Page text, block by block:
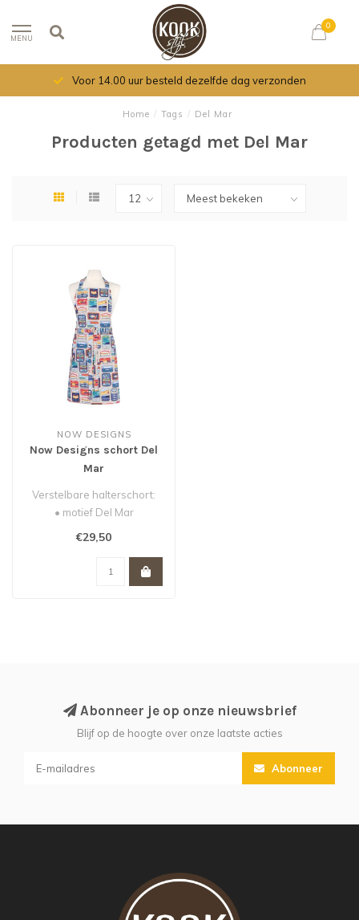
MENU
0
Voor 14.00 uur besteld dezelfde dag verzonden
Home / Tags / Del Mar
Producten getagd met Del Mar
NOW DESIGNS
Now Designs schort Del
Mar
Verstelbare halterschort:
• motief Del Mar
• 85 x 70 cm
€29,50
Abonneer je op onze nieuwsbrief
Blijf op de hoogte over onze laatste acties
Abonneer